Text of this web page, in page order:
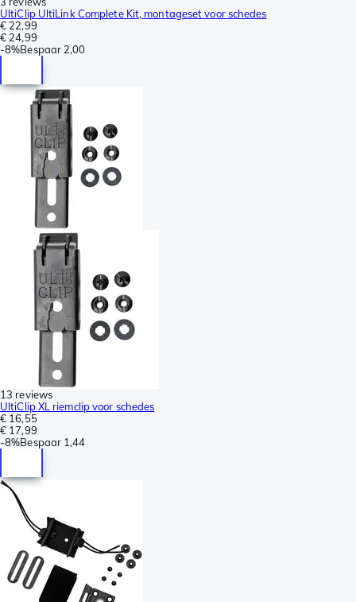
UltiClip UltiLink Complete Kit, montageset voor schedes
€ 22,99
€ 24,99
-8%Bespaar 2,00
13 reviews
UltiClip XL riemclip voor schedes
€ 16,55
€ 17,99
-8%Bespaar 1,44